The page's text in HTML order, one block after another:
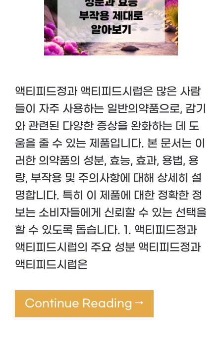
액티피드정과 액티피드시럽은 많은 사람
들이 자주 사용하는 일반의약품으로, 감기
와 관련된 다양한 증상을 완화하는 데 도
움을 줄 수 있는 제품입니다. 본 문서는 이
러한 의약품의 성분, 효능, 효과, 용법, 용
량, 부작용 및 주의사항에 대해 상세히 설
명합니다. 특히 이 제품에 대한 정확한 정
보는 소비자들에게 신뢰할 수 있는 선택을
할 수 있도록 돕습니다. 1. 액티피드정과
액티피드시럽의 주요 성분 액티피드정과
액티피드시럽은
Continue Reading →